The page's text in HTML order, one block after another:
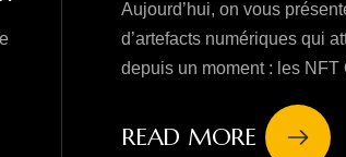
Aujourd’hui, on vous
d’artefacts numériques qui
depuis un moment : les NFT
READ MORE